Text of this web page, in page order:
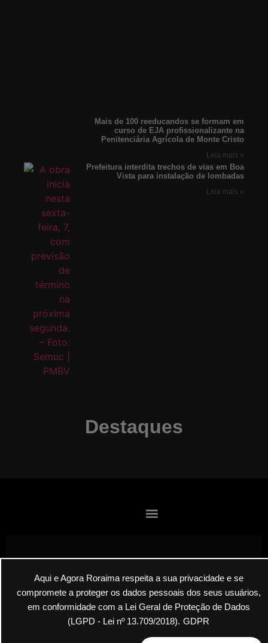
Aqui e Agora Roraima respeita a sua privacidade e se
compromete a proteger os dados pessoais dos seus usuários,
em conformidade com a Lei Geral de Proteção de Dados
(LGPD - Lei nº 13.709/2018). GDPR
Destaques
Mais de 100 reeducandos se formam em
curso de EJA profissionalizante na
Penitenciária Agrícola de Monte Cristo
Leia mais »
Prefeitura interdita trechos de vias em Boa
Vista para instalação de lombadas
Leia mais »
Roraima Aqui Agora Todos os Direitos Reservados 2025